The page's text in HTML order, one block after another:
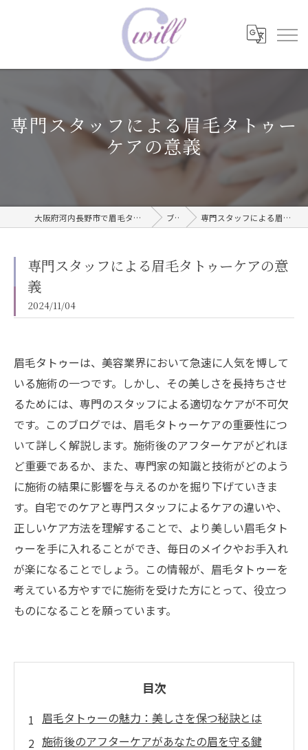
専門スタッフによる眉毛タトゥー
ケアの意義
大阪府河内長野市で眉毛タトゥーならwill care サロン ブログ 専門スタッフによる眉毛タトゥーケアの意義
専門スタッフによる眉毛タトゥーケアの意
義
2024/11/04
眉毛タトゥーは、美容業界において急速に人気を博して
いる施術の一つです。しかし、その美しさを長持ちさせ
るためには、専門のスタッフによる適切なケアが不可欠
です。このブログでは、眉毛タトゥーケアの重要性につ
いて詳しく解説します。施術後のアフターケアがどれほ
ど重要であるか、また、専門家の知識と技術がどのよう
に施術の結果に影響を与えるのかを掘り下げていきま
す。自宅でのケアと専門スタッフによるケアの違いや、
正しいケア方法を理解することで、より美しい眉毛タト
ゥーを手に入れることができ、毎日のメイクやお手入れ
が楽になることでしょう。この情報が、眉毛タトゥーを
考えている方やすでに施術を受けた方にとって、役立つ
ものになることを願っています。
目次
眉毛タトゥーの魅力：美しさを保つ秘訣とは
施術後のアフターケアがあなたの眉を守る鍵